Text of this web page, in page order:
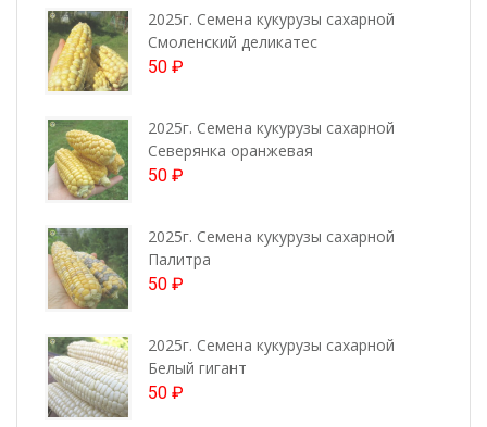
2025г. Семена кукурузы сахарной
Смоленский деликатес
50 ₽
2025г. Семена кукурузы сахарной
Северянка оранжевая
50 ₽
2025г. Семена кукурузы сахарной
Палитра
50 ₽
2025г. Семена кукурузы сахарной
Белый гигант
50 ₽